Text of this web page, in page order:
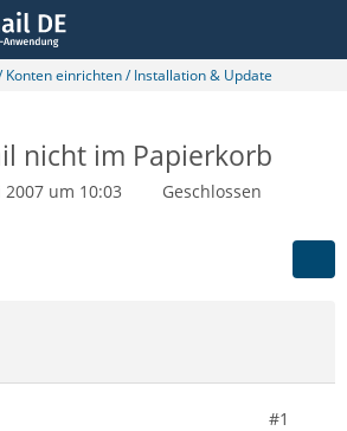
einrichten / Installation & Update
nicht im Papierkorb
2007 um 10:03
Geschlossen
#1